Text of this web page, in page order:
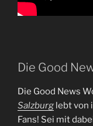
Die Good
Die Good News
Salzburg lebt von
Fans! Sei mit